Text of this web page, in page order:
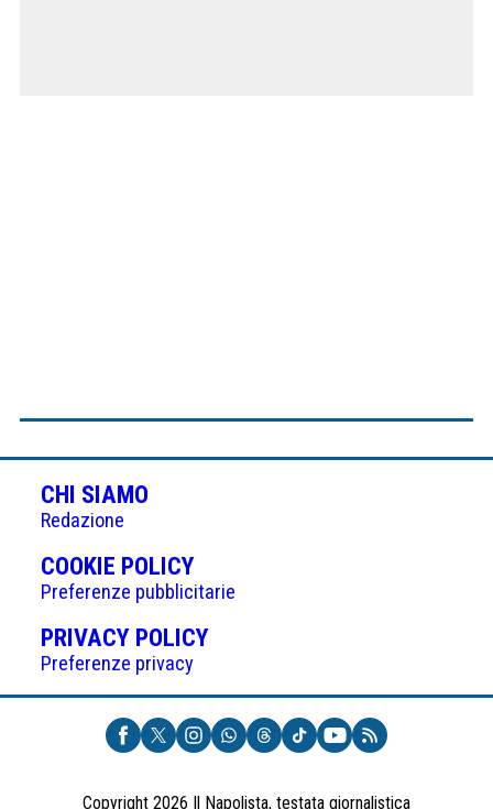
CHI SIAMO
Redazione
COOKIE POLICY(APRE
IN
UNA
NUOVA
Preferenze pubblicitarie
PRIVACY POLICY(APRE
UNA
NUOVA
SCHEDA)
Preferenze privacy
Copyright 2026 Il Napolista, testata giornalistica